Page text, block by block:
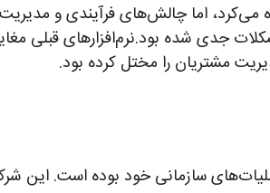
می‌کرد، اما چالش‌های فرآیندی و
جدی شده بود.نرم‌افزارهای قبلی
مشتریان را مختل کرده بود.
سازمانی خود بوده است. این